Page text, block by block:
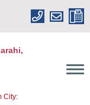
City: